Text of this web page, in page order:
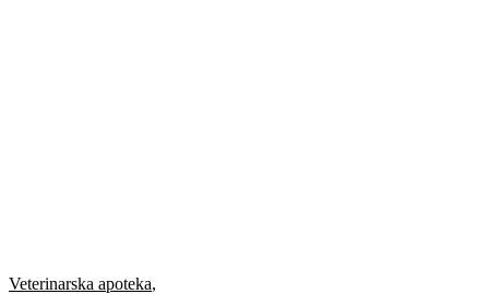
Veterinarska apoteka,